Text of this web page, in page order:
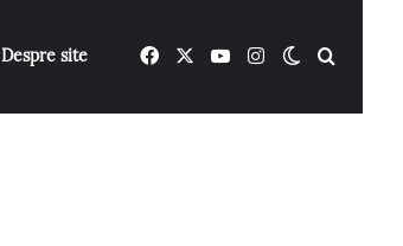
Despre site FacebookYouTubeInstagramSwitch skin